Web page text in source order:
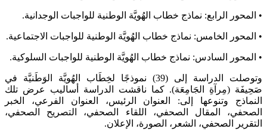
• المحور الرابع: نماذج خطاب الهُويَّة الوطنية للواجبات الوجدانية.
• المحور الخامس: نماذج خطاب الهُويَّة الوطنية للواجبات الاجتماعية.
• المحور السادس: نماذج خطاب الهُويَّة الوطنية للواجبات السلوكية.
وتوصلت الدراسة إلى (39) نموذجًا لخِطَاب الهُويَّة الوَطَنيَّة في
صَحِيفَة (مِرآةِ الجَامِعَة). كما ناقشت الدراسة أساليب عرض تلك
النماذج وتنوعها إلى: العنوان الرئيس، العنوان الفرعي، الخبر
الصحفي، المقال الصحفي، اللقاء الصحفي، التصريح الصحفي،
التقرير الصحفي، الشعر، الصورة، الإعلان.